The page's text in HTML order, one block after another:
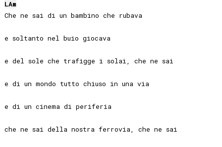
LAm
Che ne sai di un bambino che rubava
e soltanto nel buio giocava
e del sole che trafigge i solai, che ne sai
e di un mondo tutto chiuso in una via
e di un cinema di periferia
che ne sai della nostra ferrovia, che ne sai